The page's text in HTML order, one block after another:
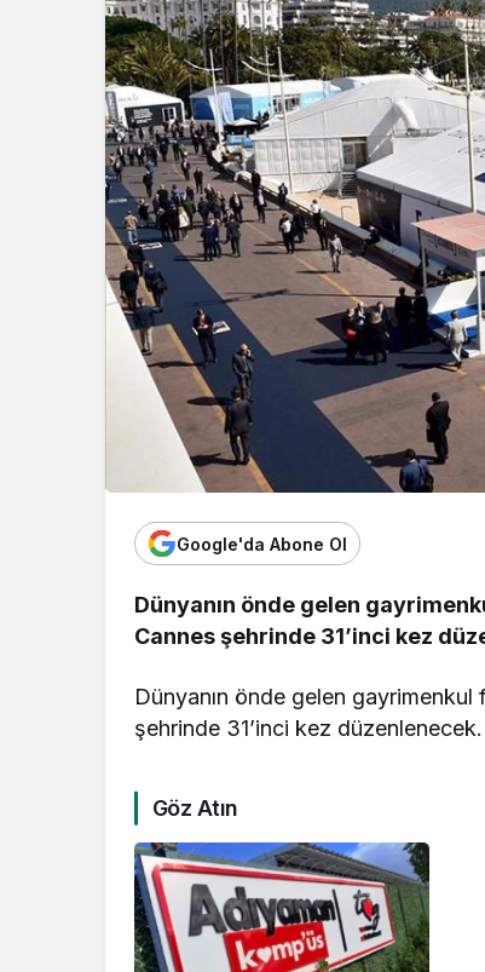
Google'da Abone Ol
Dünyanın önde gelen
Cannes şehrinde 31’inci kez
Dünyanın önde gelen gayrimenkul
şehrinde 31’inci kez düzenlenecek.
Göz Atın